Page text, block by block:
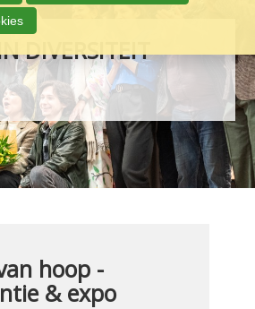
DIVERSITEIT
hoop -
& expo